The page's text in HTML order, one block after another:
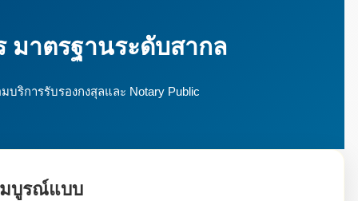
มาตรฐานระดับสากล
ริการรับรองกงสุลและ Notary Public
บูรณ์แบบ